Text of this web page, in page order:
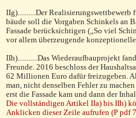
IIg)..........Der
bäude soll die Vorgaben Schinkels an
Fassade berücksichtigen („So viel
vor allem überzeugende
IIh)...........Das Wiederaufbauprojekt
Freunde. 2016 beschloss der
62 Millionen Euro dafür freizugeben.
man, nicht denselben Fehler zu
erst die Fassade kam und dann der
Die vollständigen Artikel IIa) bis IIh)
Anklicken dieser Zeile aufrufen (P pdf